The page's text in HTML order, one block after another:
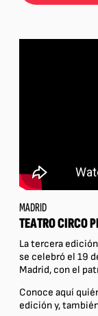
MADRID
TEATRO CIRCO
La tercera
se celebró el 19
Madrid, con el
Conoce aquí
edición y,